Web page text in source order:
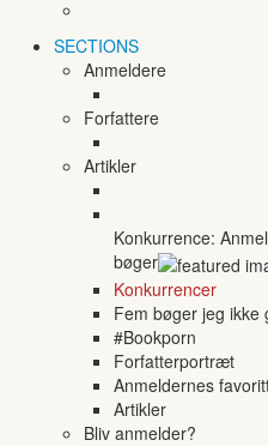
SECTIONS
Anmeldere
Forfattere
Artikler
Konkurrence:
bøger
Konkurrencer
Fem bøger jeg ikke
#Bookporn
Forfatterportræt
Anmeldernes
Artikler
Bliv anmelder?